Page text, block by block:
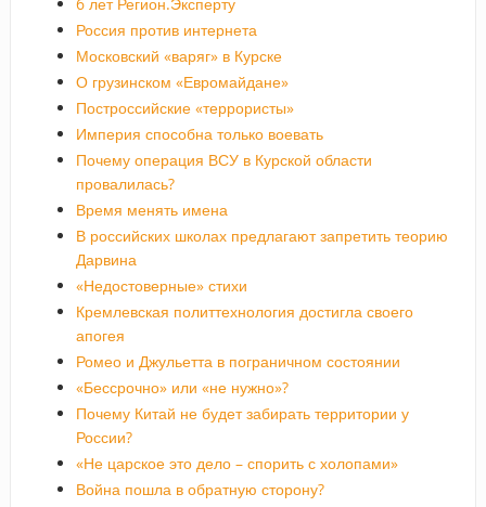
Россия против интернета
Московский «варяг» в Курске
О грузинском «Евромайдане»
Построссийские «террористы»
Империя способна только воевать
Почему операция ВСУ в Курской области
провалилась?
Время менять имена
В российских школах предлагают запретить теорию
Дарвина
«Недостоверные» стихи
Кремлевская политтехнология достигла своего
апогея
Ромео и Джульетта в пограничном состоянии
«Бессрочно» или «не нужно»?
Почему Китай не будет забирать территории у
России?
«Не царское это дело – спорить с холопами»
Война пошла в обратную сторону?